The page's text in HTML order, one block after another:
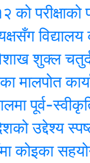
परीक्षाको
विद्यालय
चतुर्दशीः
स्वीकृति
स्पष्ट
सहयोग